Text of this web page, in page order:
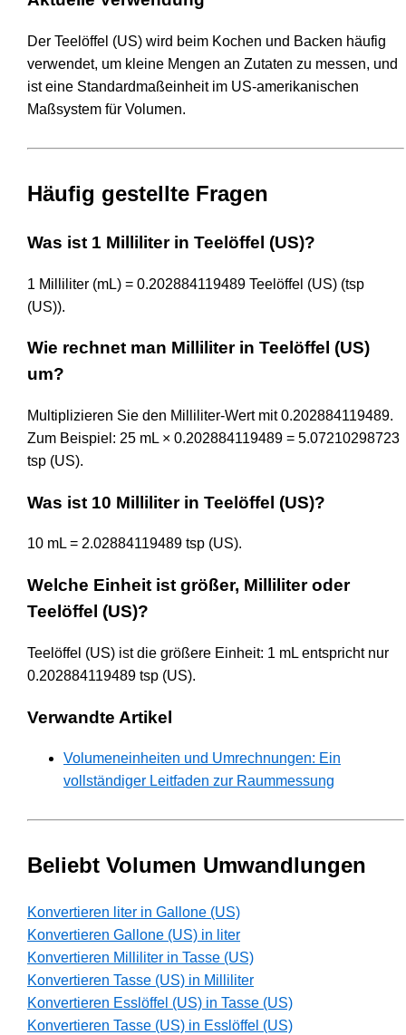
Der Teelöffel (US) wird beim Kochen und Backen häufig
verwendet, um kleine Mengen an Zutaten zu messen, und
ist eine Standardmaßeinheit im US-amerikanischen
Maßsystem für Volumen.
Häufig gestellte Fragen
Was ist 1 Milliliter in Teelöffel (US)?
1 Milliliter (mL) = 0.202884119489 Teelöffel (US) (tsp
(US)).
Wie rechnet man Milliliter in Teelöffel (US)
um?
Multiplizieren Sie den Milliliter-Wert mit 0.202884119489.
Zum Beispiel: 25 mL × 0.202884119489 = 5.07210298723
tsp (US).
Was ist 10 Milliliter in Teelöffel (US)?
10 mL = 2.02884119489 tsp (US).
Welche Einheit ist größer, Milliliter oder
Teelöffel (US)?
Teelöffel (US) ist die größere Einheit: 1 mL entspricht nur
0.202884119489 tsp (US).
Verwandte Artikel
Volumeneinheiten und Umrechnungen: Ein
vollständiger Leitfaden zur Raummessung
Beliebt Volumen Umwandlungen
Konvertieren liter in Gallone (US)
Konvertieren Gallone (US) in liter
Konvertieren Milliliter in Tasse (US)
Konvertieren Tasse (US) in Milliliter
Konvertieren Esslöffel (US) in Tasse (US)
Konvertieren Tasse (US) in Esslöffel (US)